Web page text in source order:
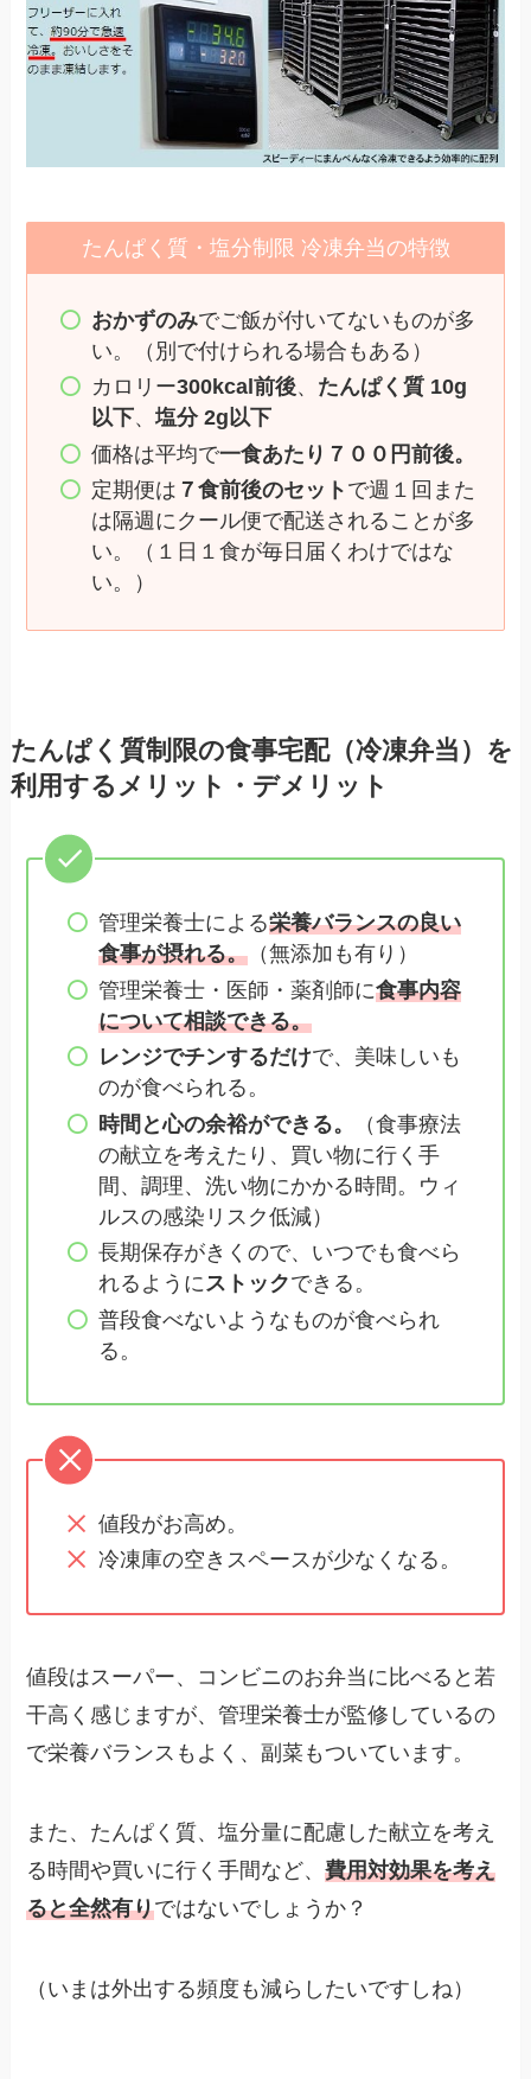
たんぱく質・塩分制限 冷凍弁当の特徴
おかずのみでご飯が付いてないものが多
い。（別で付けられる場合もある）
カロリー300kcal前後、 たんぱく質 10g
以下、塩分 2g以下
価格は平均で一食あたり７００円前後。
定期便は ７食前後のセット で週１回また
は隔週にクール便で配送されることが多
い。（１日１食が毎日届くわけではな
い。）
たんぱく質制限の食事宅配（冷凍弁当）を
利用する メリット・デメリット
管理栄養士による栄養バランスの良い
食事が摂れる。（無添加も有り）
管理栄養士・医師・薬剤師に食事内容
について相談できる。
レンジでチンするだけで、美味しいも
のが食べられる。
時間と心の余裕ができる。
（食事療法
の献立を考えたり、買い物に行く手
間、調理、洗い物にかかる時間。ウィ
ルスの感染リスク低減）
長期保存がきくので、いつでも食べら
れるようにストックできる。
普段食べないようなものが食べられ
る。
値段がお高め。
冷凍庫の空きスペースが少なくなる。
値段はスーパー、コンビニのお弁当に比べると若
干高く感じますが、管理栄養士が監修しているの
で栄養バランスもよく、副菜もついています。
また、たんぱく質、塩分量に配慮した献立を考え
る時間や買いに行く手間など、費用対効果を考え
ると全然有りではないでしょうか？
（いまは外出する頻度も減らしたいですしね）